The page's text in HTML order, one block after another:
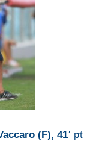
(F), 41′ pt